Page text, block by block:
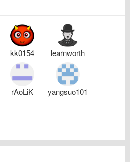
kk0154 learnworth
rAoLiK yangsuo101